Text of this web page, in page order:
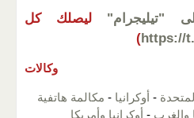
"تيليجرام"
ليصلك كل
https://
)
وكالات
- أوكرانيا - مكالمة هاتفية
والغرب - أوكرانيا وأمريكا